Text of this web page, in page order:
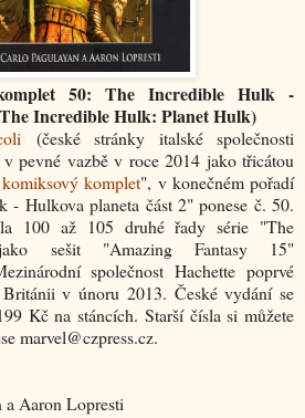
50: The Incredible Hulk -
Incredible Hulk: Planet Hulk)
(české stránky italské společnosti
pevné vazbě v roce 2014 jako třicátou
komplet", v konečném pořadí
Hulkova planeta část 2" ponese č. 50.
100 až 105 druhé řady série "The
sešit "Amazing Fantasy 15"
společnost Hachette poprvé
v únoru 2013. České vydání se
Kč na stáncích. Starší čísla si můžete
marvel@czpress.cz.
a Aaron Lopresti